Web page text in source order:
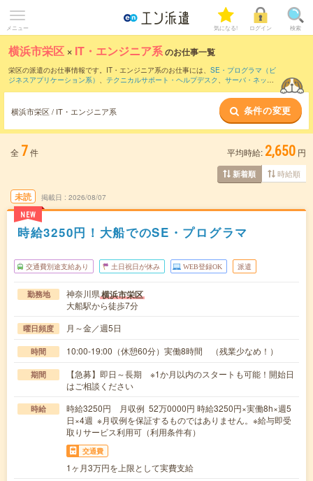
メニュー 気になる! ログイン 検索
横浜市栄区 × IT・エンジニア系のお仕事一覧
栄区の派遣のお仕事情報です。IT・エンジニア系のお仕事には、 SE・プログラマ（ビ
ジネスアプリケーション系） 、 テクニカルサポート・ヘルプデスク 、 サーバ・ネット
横浜市栄区 / IT・エンジニア系 条件の変更
全 7件 平均時給: 2,650 円
新着順 時給順
未読
NEW
掲載日 2026/08/07
時給3250円！大船でのSE・プログラマ
交通費別途支給あり 土日祝日が休み WEB登録OK 派遣
勤務地 神奈川県横浜市栄区
大船駅から徒歩7分
曜日頻度 月～金／週5日
時間 10:00-19:00（休憩60分）実働8時間 （残業少なめ！）
期間
【急募】即日～長期 ※1か月以内のスタートも可能！開始日
はご相談ください
時給
時給3250円 月収例 52万0000円 時給3250円×実働8h×週5
日×4週 ※月収例を保証するものではありません。※給与即受
取りサービス利用可（利用条件有）
交通費
1ヶ月3万円を上限として実費支給